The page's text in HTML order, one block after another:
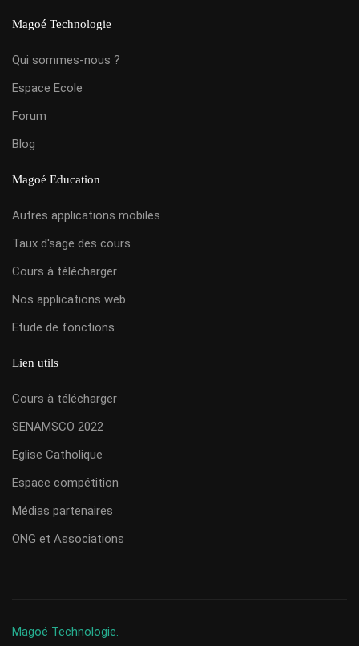
Magoé Technologie
Qui sommes-nous ?
Espace Ecole
Forum
Blog
Magoé Education
Autres applications mobiles
Taux d'sage des cours
Cours à télécharger
Nos applications web
Etude de fonctions
Lien utils
Cours à télécharger
SENAMSCO 2022
Eglise Catholique
Espace compétition
Médias partenaires
ONG et Associations
Magoé Technologie.